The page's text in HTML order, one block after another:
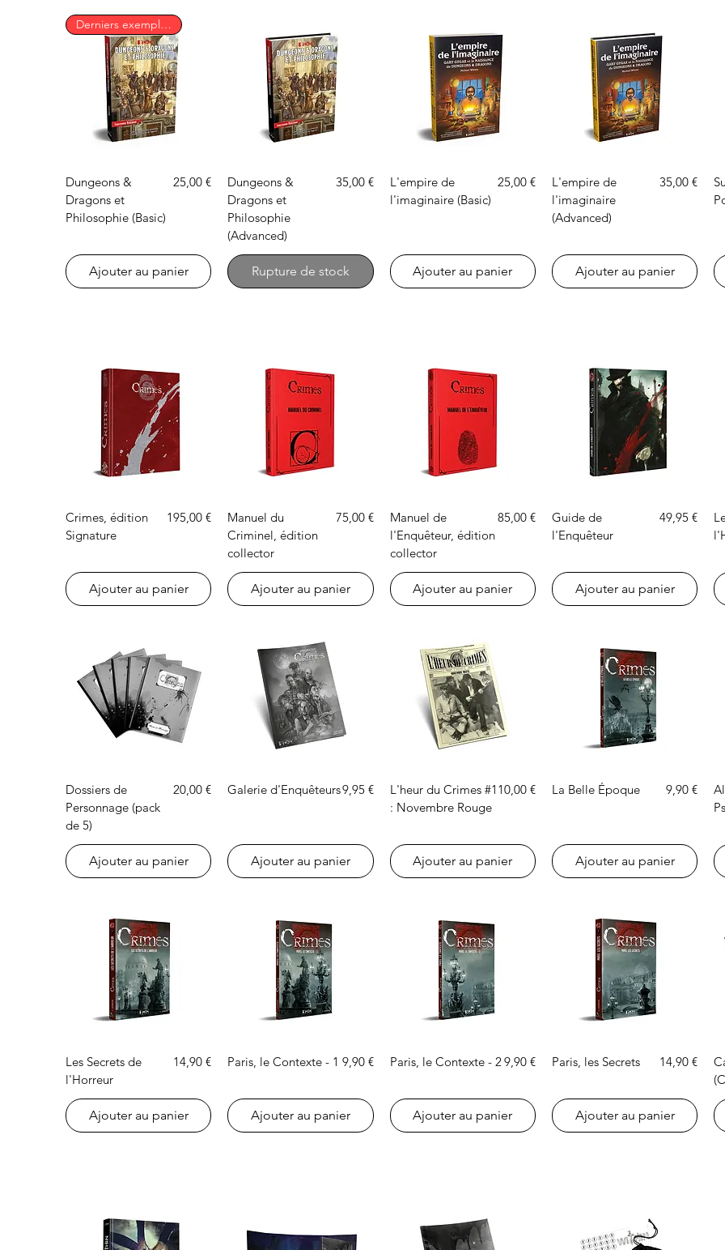
Aperçu rapide
Derniers exemplaires
Dungeons &
Dragons et
Philosophie (Basic)
Prix
25,00 €
Ajouter au panier
Aperçu rapide
Dungeons &
Dragons et
Philosophie
(Advanced)
Prix
35,00 €
Rupture de stock
Aperçu rapide
L'empire de
l'imaginaire (Basic)
Prix
25,00 €
Ajouter au panier
Aperçu rapide
L'empire de
l'imaginaire
(Advanced)
Prix
35,00 €
Ajouter au panier
Aperçu rapide
Crimes, édition
Signature
Prix
195,00 €
Ajouter au panier
Aperçu rapide
Manuel du
Criminel, édition
collector
Prix
75,00 €
Ajouter au panier
Aperçu rapide
Manuel de
l'Enquêteur, édition
collector
Prix
85,00 €
Ajouter au panier
Aperçu rapide
Guide de
l'Enquêteur
Prix
49,95 €
Ajouter au panier
Aperçu rapide
Dossiers de
Personnage (pack
de 5)
Prix
20,00 €
Ajouter au panier
Aperçu rapide
Galerie d'EnquêteursPrix
9,95 €
Ajouter au panier
Aperçu rapide
L'heur du Crimes #1
: Novembre Rouge
Prix
10,00 €
Ajouter au panier
Aperçu rapide
La Belle Époque Prix
9,90 €
Ajouter au panier
Aperçu rapide
Les Secrets de
l'Horreur
Prix
14,90 €
Ajouter au panier
Aperçu rapide
Paris, le Contexte - 1 Prix
9,90 €
Ajouter au panier
Aperçu rapide
Paris, le Contexte - 2Prix
9,90 €
Ajouter au panier
Aperçu rapide
Paris, les Secrets Prix
14,90 €
Ajouter au panier